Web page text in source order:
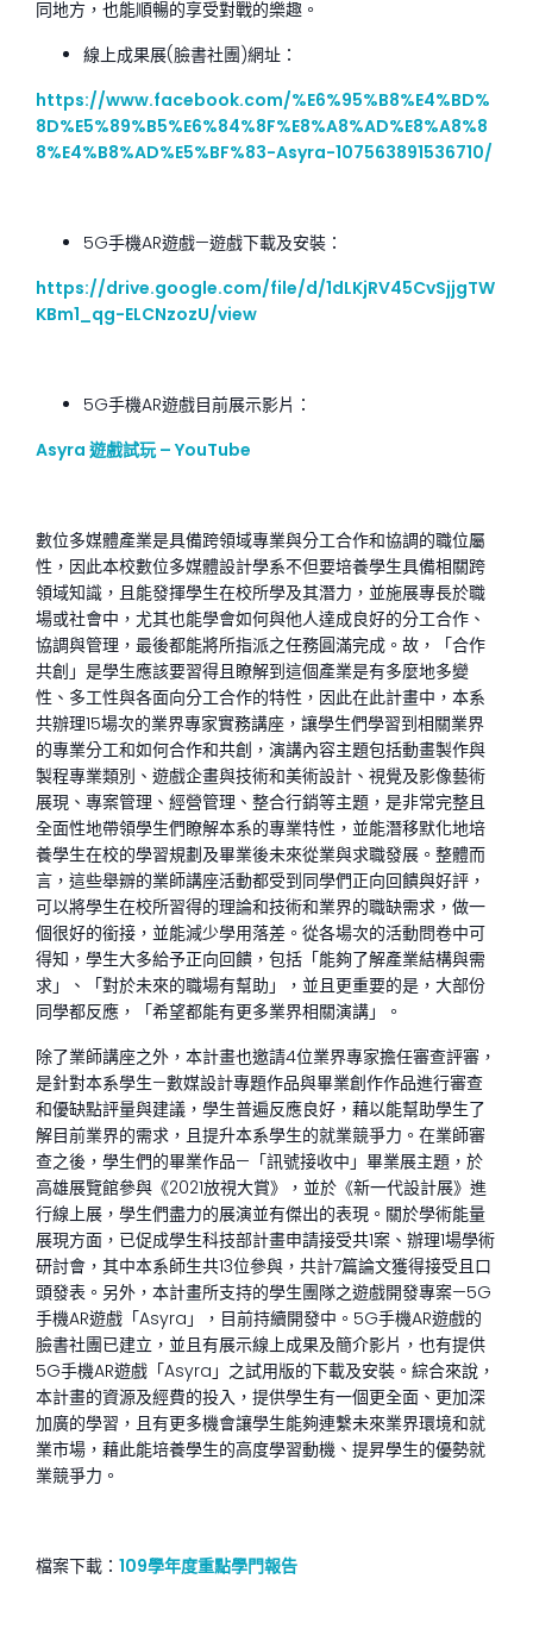
同地方，也能順暢的享受對戰的樂趣。
線上成果展(臉書社團)網址：
https://www.facebook.com/%E6%95%B8%E4%BD%
8D%E5%89%B5%E6%84%8F%E8%A8%AD%E8%A8%8
8%E4%B8%AD%E5%BF%83-Asyra-107563891536710/
5G手機AR遊戲—遊戲下載及安裝：
https://drive.google.com/file/d/1dLKjRV45CvSjjgTW
KBm1_qg-ELCNzozU/view
5G手機AR遊戲目前展示影片：
Asyra 遊戲試玩 – YouTube
數位多媒體產業是具備跨領域專業與分工合作和協調的職位屬
性，因此本校數位多媒體設計學系不但要培養學生具備相關跨
領域知識，且能發揮學生在校所學及其潛力，並施展專長於職
場或社會中，尤其也能學會如何與他人達成良好的分工合作、
協調與管理，最後都能將所指派之任務圓滿完成。故，「合作
共創」是學生應該要習得且瞭解到這個產業是有多麼地多變
性、多工性與各面向分工合作的特性，因此在此計畫中，本系
共辦理15場次的業界專家實務講座，讓學生們學習到相關業界
的專業分工和如何合作和共創，演講內容主題包括動畫製作與
製程專業類別、遊戲企畫與技術和美術設計、視覺及影像藝術
展現、專案管理、經營管理、整合行銷等主題，是非常完整且
全面性地帶領學生們瞭解本系的專業特性，並能潛移默化地培
養學生在校的學習規劃及畢業後未來從業與求職發展。整體而
言，這些舉辧的業師講座活動都受到同學們正向回饋與好評，
可以將學生在校所習得的理論和技術和業界的職缺需求，做一
個很好的銜接，並能減少學用落差。從各場次的活動問卷中可
得知，學生大多給予正向回饋，包括「能夠了解產業結構與需
求」、「對於未來的職場有幫助」，並且更重要的是，大部份
同學都反應，「希望都能有更多業界相關演講」。
除了業師講座之外，本計畫也邀請4位業界專家擔任審查評審，
是針對本系學生—數媒設計專題作品與畢業創作作品進行審查
和優缺點評量與建議，學生普遍反應良好，藉以能幫助學生了
解目前業界的需求，且提升本系學生的就業競爭力。在業師審
查之後，學生們的畢業作品—「訊號接收中」畢業展主題，於
高雄展覽館參與《2021放視大賞》，並於《新一代設計展》進
行線上展，學生們盡力的展演並有傑出的表現。關於學術能量
展現方面，已促成學生科技部計畫申請接受共1案、辦理1場學術
研討會，其中本系師生共13位參與，共計7篇論文獲得接受且口
頭發表。另外，本計畫所支持的學生團隊之遊戲開發專案—5G
手機AR遊戲「Asyra」，目前持續開發中。5G手機AR遊戲的
臉書社團已建立，並且有展示線上成果及簡介影片，也有提供
5G手機AR遊戲「Asyra」之試用版的下載及安裝。綜合來說，
本計畫的資源及經費的投入，提供學生有一個更全面、更加深
加廣的學習，且有更多機會讓學生能夠連繫未來業界環境和就
業市場，藉此能培養學生的高度學習動機、提昇學生的優勢就
業競爭力。
檔案下載： 109學年度重點學門報告